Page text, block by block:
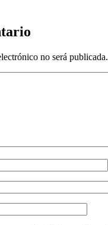
no será publicada.